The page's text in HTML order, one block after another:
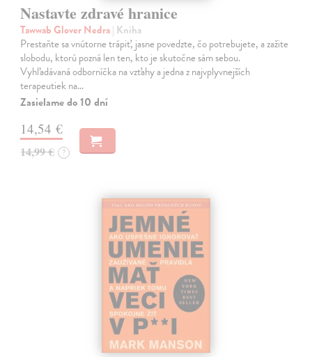
Nastavte zdravé hranice
Tawwab Glover Nedra| Kniha
Prestaňte sa vnútorne trápiť, jasne povedzte, čo potrebujete, a zažite
slobodu, ktorú pozná len ten, kto je skutočne sám sebou.
Vyhľadávaná odborníčka na vzťahy a jedna z najvplyvnejších
terapeutiek na…
Zasielame do 10 dní
14,54 €
14,99 € ?